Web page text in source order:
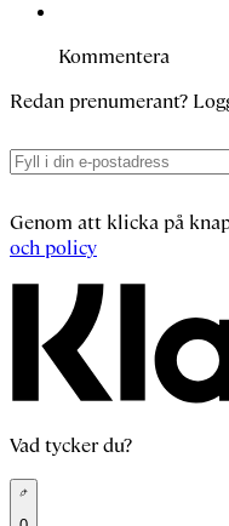
Kommentera
Redan prenumerant?
Genom att klicka på
och policy
Vad tycker du?